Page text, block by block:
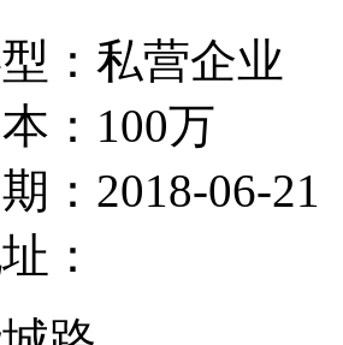
： 私营企业
： 100万
： 2018-06-21
：